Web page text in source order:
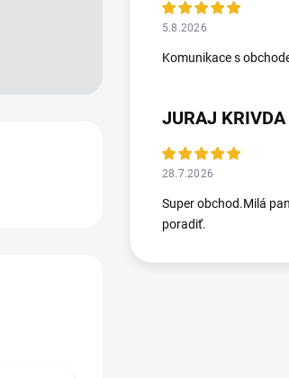
5.8.2026
Komunikace s
JURAJ KRIVDA
28.7.2026
Super obchod.Milá
poradiť.